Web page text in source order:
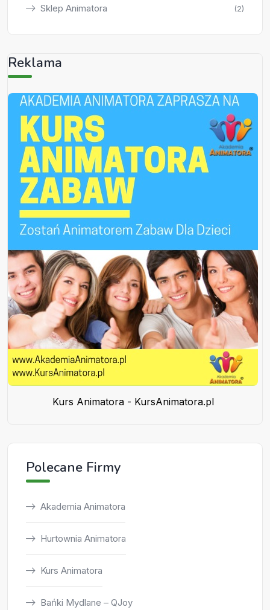
Sklep Animatora (2)
Reklama
Kurs Animatora - KursAnimatora.pl
Polecane Firmy
Akademia Animatora
Hurtownia Animatora
Kurs Animatora
Bańki Mydlane – QJoy